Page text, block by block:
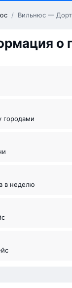
/ Вильнюс —
о
городами
в неделю